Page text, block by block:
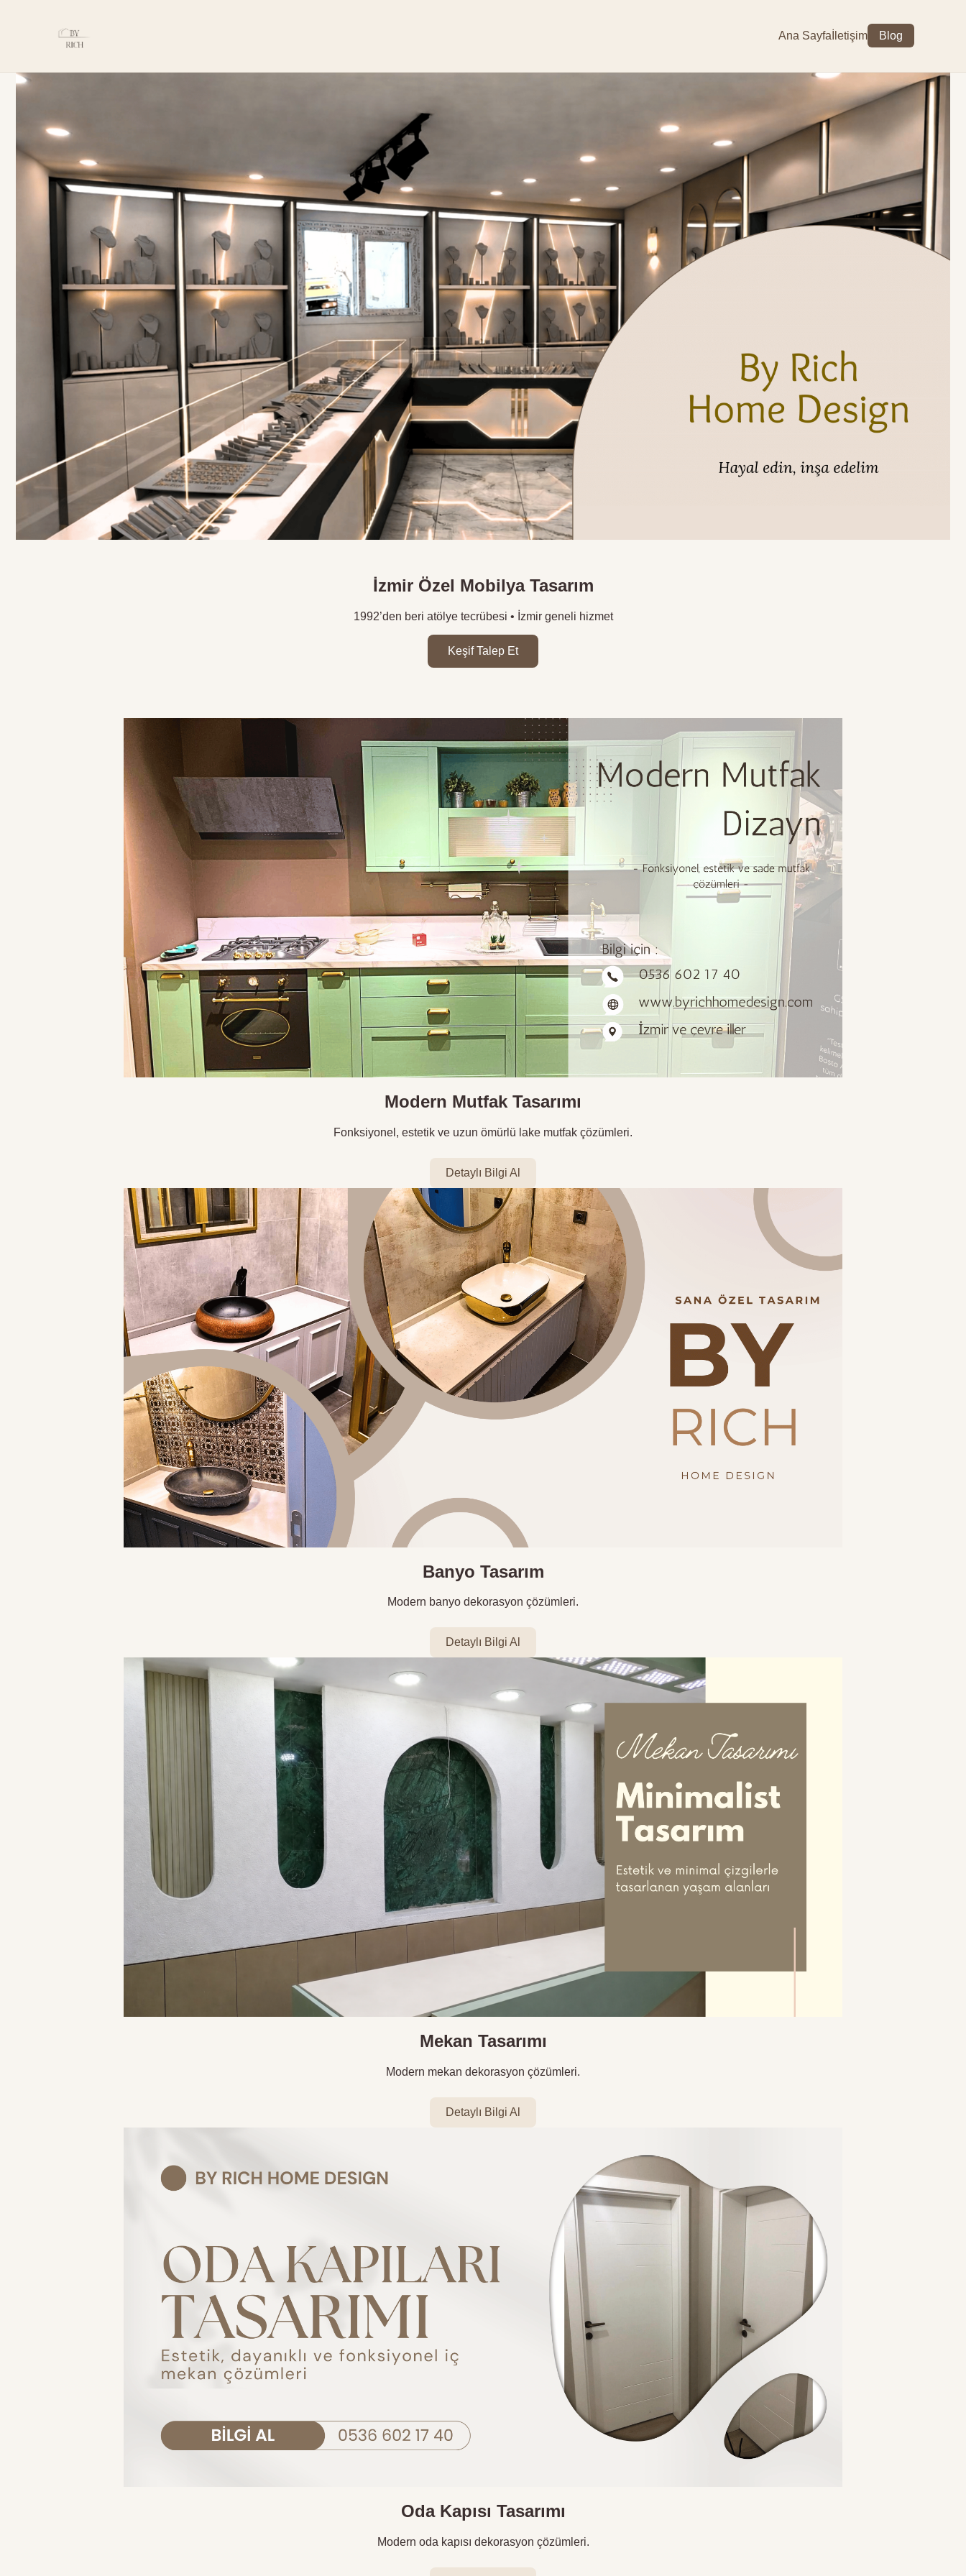
Ana Sayfa İletişim Blog
İzmir Özel Mobilya Tasarım
1992’den beri atölye tecrübesi • İzmir geneli hizmet
Keşif Talep Et
Modern Mutfak Tasarımı
Fonksiyonel, estetik ve uzun ömürlü lake mutfak çözümleri.
Detaylı Bilgi Al
Banyo Tasarım
Modern banyo dekorasyon çözümleri.
Detaylı Bilgi Al
Mekan Tasarımı
Modern mekan dekorasyon çözümleri.
Detaylı Bilgi Al
Oda Kapısı Tasarımı
Modern oda kapısı dekorasyon çözümleri.